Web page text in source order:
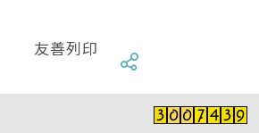
友善列印